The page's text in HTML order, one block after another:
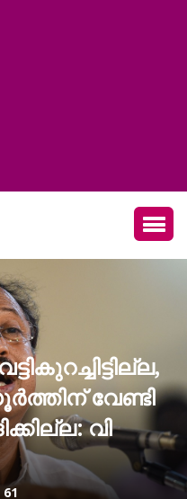
വേണ്ടി
വി
61